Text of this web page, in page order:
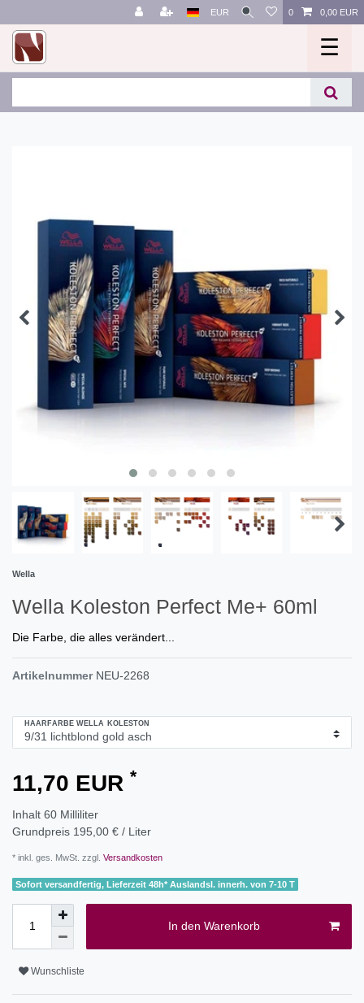
EUR 0 0,00 EUR
☰
Wella
Wella Koleston Perfect Me+ 60ml
Die Farbe, die alles verändert...
Artikelnummer NEU-2268
HAARFARBE WELLA KOLESTON
11,70 EUR *
Inhalt 60 Milliliter
Grundpreis 195,00 € / Liter
* inkl. ges. MwSt. zzgl. Versandkosten
Sofort versandfertig, Lieferzeit 48h* Auslandsl. innerh. von 7-10 T
In den Warenkorb
Wunschliste